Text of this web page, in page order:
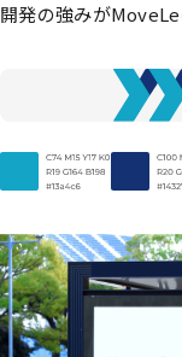
開発の強みが